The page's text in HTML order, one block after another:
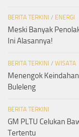
BERITA TERKINI / ENERGI
Meski Banyak
Ini Alasannya!
BERITA TERKINI / WISATA
Menengok
Buleleng
BERITA TERKINI
GM PLTU Celukan
Tertentu